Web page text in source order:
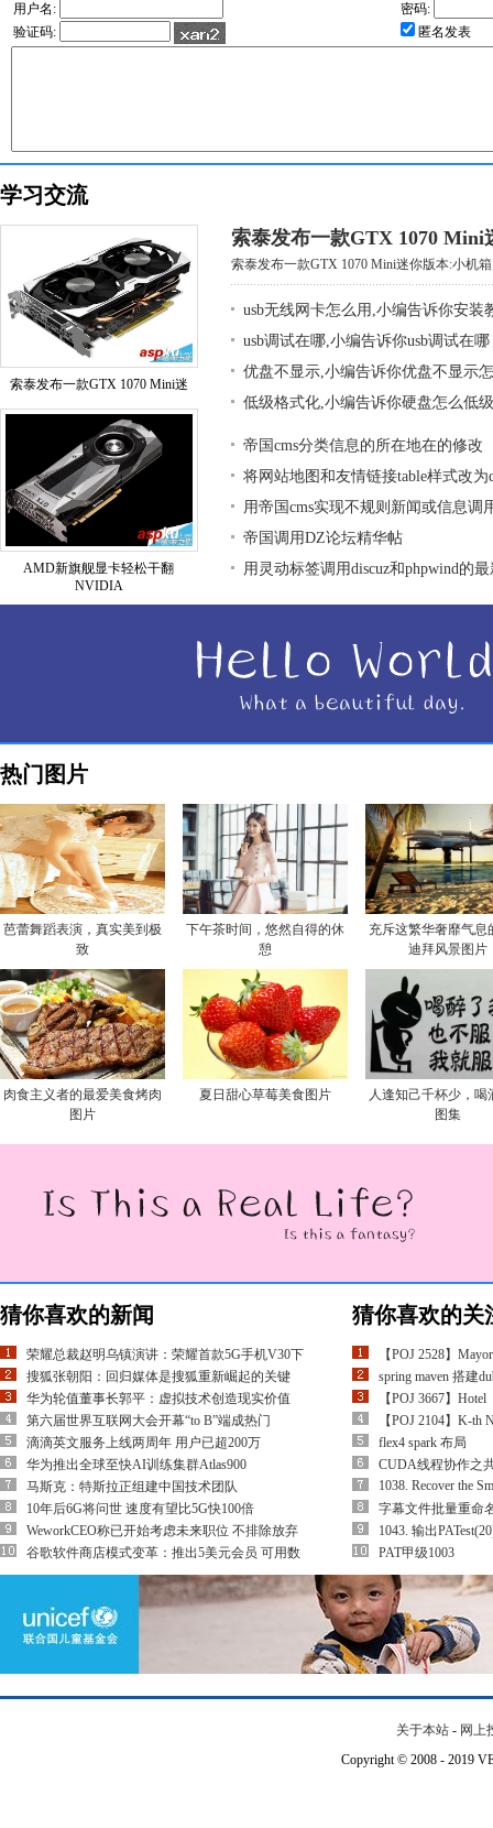
用户名:
密码:
验证码:
匿名发表
学习交流
索泰发布一款GTX 1070 Mini迷
AMD新旗舰显卡轻松干翻
NVIDIA
索泰发布一款GTX 1070 Mini
索泰发布一款GTX 1070 Mini迷你版本:小机
usb无线网卡怎么用,小编告诉你安装
usb调试在哪,小编告诉你usb调试在哪
优盘不显示,小编告诉你优盘不显示
低级格式化,小编告诉你硬盘怎么低
帝国cms分类信息的所在地在的修改
将网站地图和友情链接table样式改为
用帝国cms实现不规则新闻或信息调
帝国调用DZ论坛精华帖
用灵动标签调用discuz和phpwind的
热门图片
芭蕾舞蹈表演，真实美到极
致
下午茶时间，悠然自得的休
憩
充斥这繁华奢靡气息
迪拜风景图片
肉食主义者的最爱美食烤肉
图片
夏日甜心草莓美食图片
人逢知己千杯少，喝
图集
猜你喜欢的新闻
荣耀总裁赵明乌镇演讲：荣耀首款5G手机V30下
搜狐张朝阳：回归媒体是搜狐重新崛起的关键
华为轮值董事长郭平：虚拟技术创造现实价值
第六届世界互联网大会开幕“to B”端成热门
滴滴英文服务上线两周年 用户已超200万
华为推出全球至快AI训练集群Atlas900
马斯克：特斯拉正组建中国技术团队
10年后6G将问世 速度有望比5G快100倍
WeworkCEO称已开始考虑未来职位 不排除放弃
谷歌软件商店模式变革：推出5美元会员 可用数
猜你喜欢的关
【POJ 2528】
spring maven 搭建
【POJ 3667】Hotel
【POJ 2104】K-th
flex4 spark 布局
CUDA线程协作之
1038. Recover the
字幕文件批量重
1043. 输出
PAT甲级1003
关于本站 - 网上
Copyright © 2008 - 2019